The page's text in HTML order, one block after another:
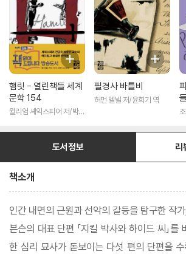
햄릿 - 열린책들 세계
문학 154
윌리엄 셰익스피어 저/박우
필경사 바틀비
허먼 멜빌 저/윤희기 역
도서정보 리
책소개
인간 내면의 근원과 선악의 갈등을 탐구한 작
븐슨의 대표 단편 「지킬 박사와 하이드 씨」를
한 심리 묘사가 돋보이는 다섯 편의 단편을 수